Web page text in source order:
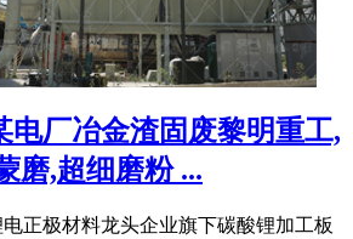
电厂冶金渣固废黎明重工,
磨,超细磨粉 ...
正极材料龙头企业旗下碳酸锂加工板